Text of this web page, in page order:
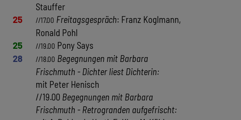
Stauffer
25
//17.00 Freitagsgespräch: Franz Koglmann,
Ronald Pohl
25
//19.00 Pony Says
28
//18.00 Begegnungen mit Barbara
Frischmuth - Dichter liest Dichterin:
mit Peter Henisch
//19.00 Begegnungen mit Barbara
Frischmuth - Retrogranden aufgefrischt: